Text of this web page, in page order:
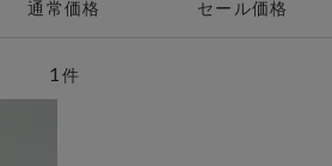
通常価格 セール価格
1 件